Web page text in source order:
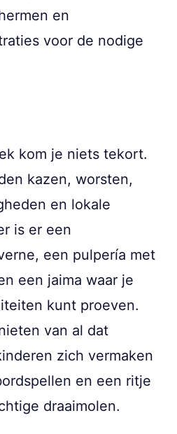
en
voor de nodige
kom je niets tekort.
kazen, worsten,
en lokale
is er een
een pulpería met
een jaima waar je
kunt proeven.
van al dat
zich vermaken
en een ritje
draaimolen.